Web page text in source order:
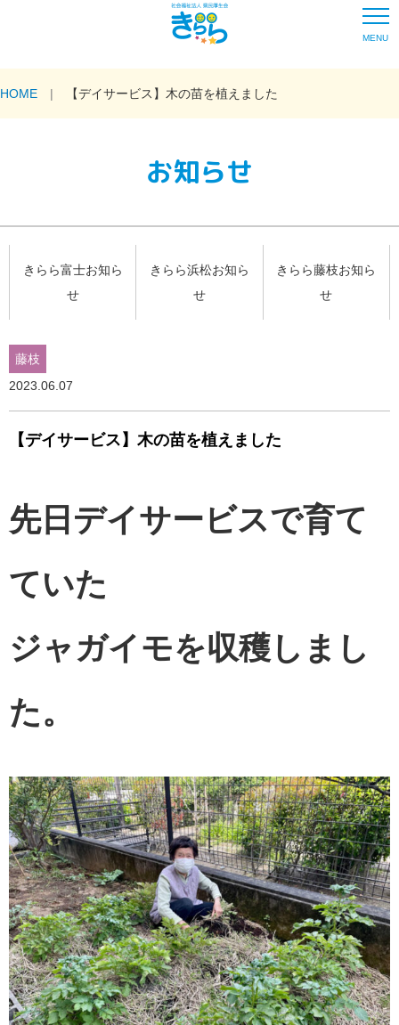
MENU
HOME 【デイサービス】木の苗を植えました
お知らせ
きらら富士お知ら
せ
きらら浜松お知ら
せ
きらら藤枝お知ら
せ
藤枝
2023.06.07
【デイサービス】木の苗を植えました
先日デイサービスで育て
ていた
ジャガイモを収穫しまし
た。